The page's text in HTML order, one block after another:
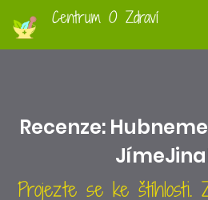
Centrum O Zdraví
Recenze:
Projezte se ke štíhlosti.